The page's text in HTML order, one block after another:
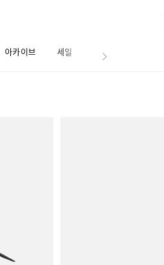
아카이브 세일 저널